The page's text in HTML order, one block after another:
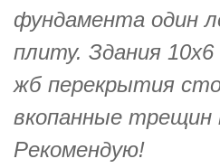
фундамента один
плиту. Здания
жб перекрытия
вкопанные трещин
Рекомендую!